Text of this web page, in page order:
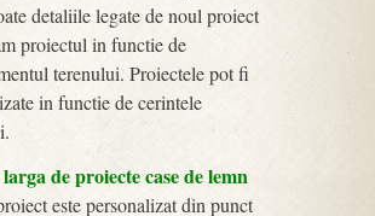
detaliile legate de noul proiect
proiectul in functie de
terenului. Proiectele pot fi
in functie de cerintele
de proiecte case de lemn
este personalizat din punct